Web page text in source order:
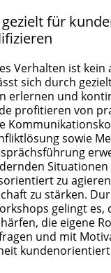
für
Ver­hal­ten ist kein
sich durch
erler­nen und
pro­fi­tie­ren von
sowie
Situa­tio­nen
zu
zu stär­ken.
gelingt es,
die eige­ne
und mit